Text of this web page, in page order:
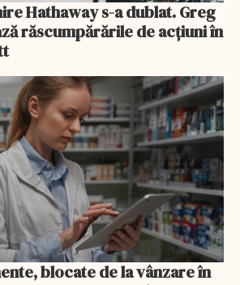
Hathaway s-a dublat. Greg
răscumpărările de acțiuni în
blocate de la vânzare în